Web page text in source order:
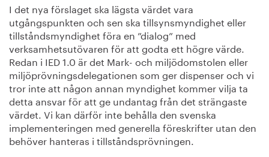
I det nya förslaget ska lägsta värdet vara
utgångspunkten och sen ska tillsynsmyndighet eller
tillståndsmyndighet föra en ”dialog” med
verksamhetsutövaren för att godta ett högre värde.
Redan i IED 1.0 är det Mark- och miljödomstolen eller
miljöprövningsdelegationen som ger dispenser och vi
tror inte att någon annan myndighet kommer vilja ta
detta ansvar för att ge undantag från det strängaste
värdet. Vi kan därför inte behålla den svenska
implementeringen med generella föreskrifter utan den
behöver hanteras i tillståndsprövningen.